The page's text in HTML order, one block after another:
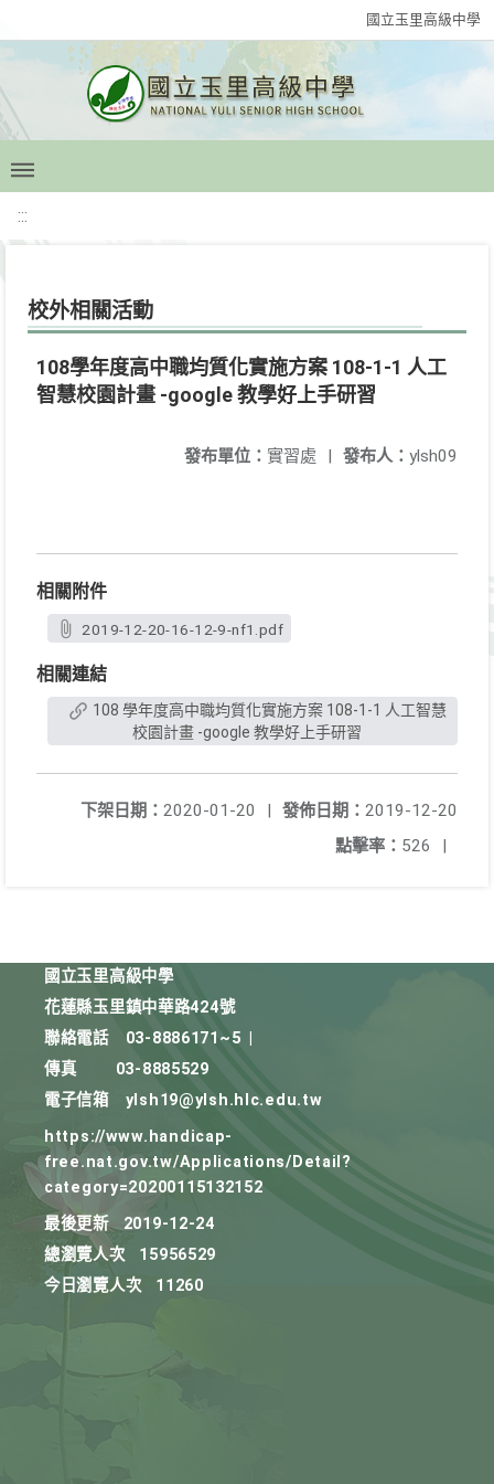
國立玉里高級中學
:::
校外相關活動
108學年度高中職均質化實施方案 108-1-1 人工
智慧校園計畫 -google 教學好上手研習
發布人： ylsh09
發布單位： 實習處 |
相關附件
2019-12-20-16-12-9-nf1.pdf
相關連結
校園計畫 -google 教學好上手研習
發佈日期： 2019-12-20
下架日期： 2020-01-20
|
點擊率： 526 |
國立玉里高級中學
花蓮縣玉里鎮中華路424號
聯絡電話
03-8886171~5
傳真
03-8885529
電子信箱
ylsh19@ylsh.hlc.edu.tw
https://www.handicap-
free.nat.gov.tw/Applications/Detail?
category=20200115132152
最後更新
2019-12-24
總瀏覽人次
15956529
今日瀏覽人次
11260